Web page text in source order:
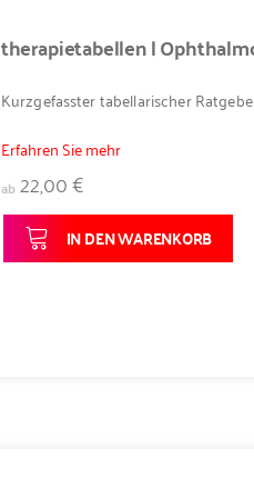
therapietabellen |
Kurzgefasster tabellarischer
Erfahren Sie mehr
ab22,00 €
IN DEN WARENKORB